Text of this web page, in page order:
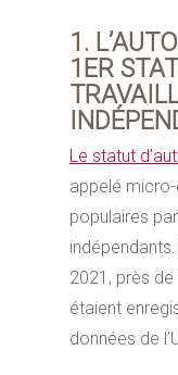
1.
1ER
Le statut
appelé micro-
populaires
2021, près de
étaient
données de